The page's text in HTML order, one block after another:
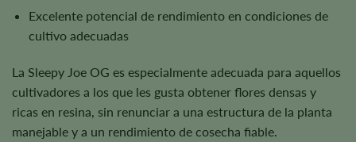
Excelente potencial de rendimiento en condiciones de
cultivo adecuadas
La Sleepy Joe OG es especialmente adecuada para aquellos
cultivadores a los que les gusta obtener flores densas y
ricas en resina, sin renunciar a una estructura de la planta
manejable y a un rendimiento de cosecha fiable.